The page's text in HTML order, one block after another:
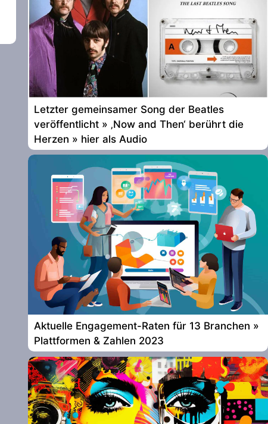
Letzter gemeinsamer Song der Beatles
veröffentlicht » ‚Now and Then‘ berührt die
Herzen » hier als Audio
Aktuelle Engagement-Raten für 13 Branchen »
Plattformen & Zahlen 2023